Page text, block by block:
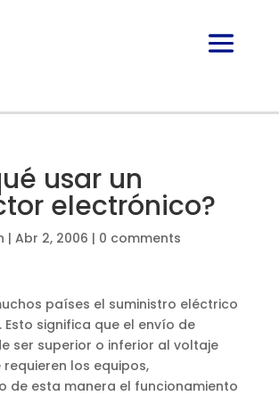
usar un
electrónico?
| Abr 2, 2006 | 0 comments
países el suministro eléctrico
Esto significa que el envío de
ser superior o inferior al voltaje
los equipos,
de esta manera el funcionamiento